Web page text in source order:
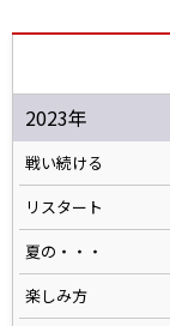
2023年
戦い続ける
リスタート
夏の・・・
楽しみ方